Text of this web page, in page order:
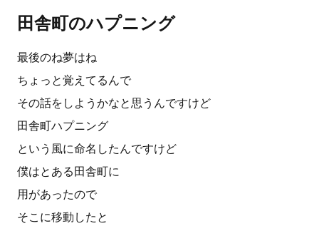
田舎町のハプニング
最後のね夢はね
ちょっと覚えてるんで
その話をしようかなと思うんですけど
田舎町ハプニング
という風に命名したんですけど
僕はとある田舎町に
用があったので
そこに移動したと